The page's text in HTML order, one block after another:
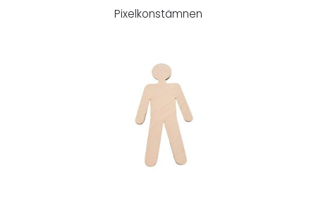
Pixelkonstämnen